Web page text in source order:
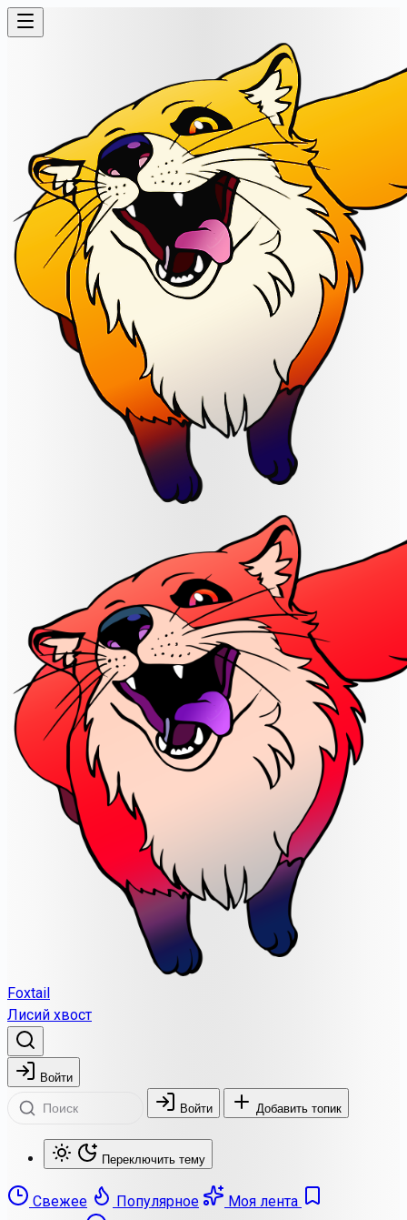
Foxtail
Лисий хвост
Войти
Войти Добавить топик
Переключить тему
Свежее Популярное
Моя лента